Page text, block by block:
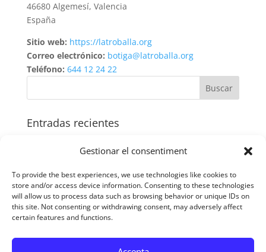
Gestionar el consentiment
To provide the best experiences, we use technologies like cookies to
store and/or access device information. Consenting to these technologies
will allow us to process data such as browsing behavior or unique IDs on
this site. Not consenting or withdrawing consent, may adversely affect
certain features and functions.
46680 Algemesí, Valencia
España
Sitio web: https://latroballa.org
Correo electrónico: botiga@latroballa.org
Teléfono: 644 12 24 22
Entradas recientes
nuestra nueva selección de Comercio Justo
LA TROBALLA POR LA “POBREZA ZERO”
Producto recomendado de la semana